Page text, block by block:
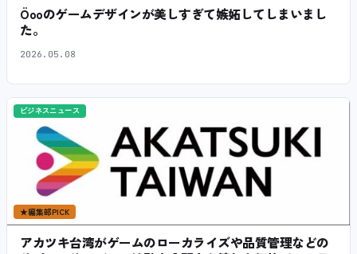
Öooのゲームデザインが美しすぎて嫉妬してしまいまし
た。
2026.05.08
ビジネスニュース
★編集部PICK
アカツキ台湾がゲームのローカライズや品質管理などの